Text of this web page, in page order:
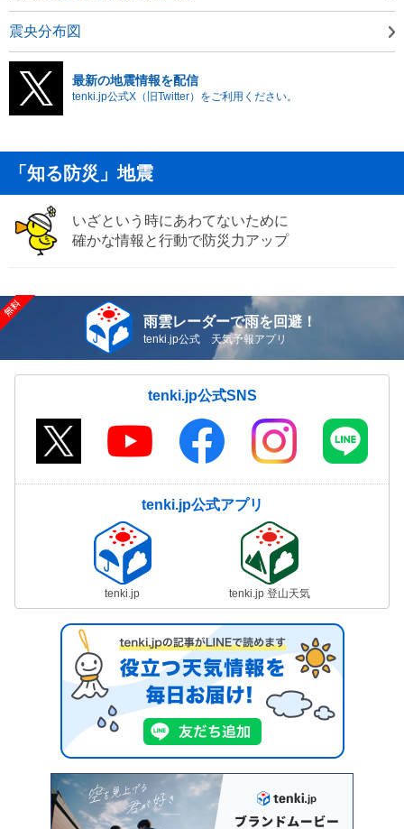
震央分布図
最新の地震情報を配信
tenki.jp公式X（旧Twitter）をご利用ください。
「知る防災」地震
いざという時にあわてないために
確かな情報と行動で防災力アップ
雨雲レーダーで雨を回避！
tenki.jp公式 天気予報アプリ
tenki.jp公式SNS
tenki.jp公式アプリ
tenki.jp tenki.jp 登山天気